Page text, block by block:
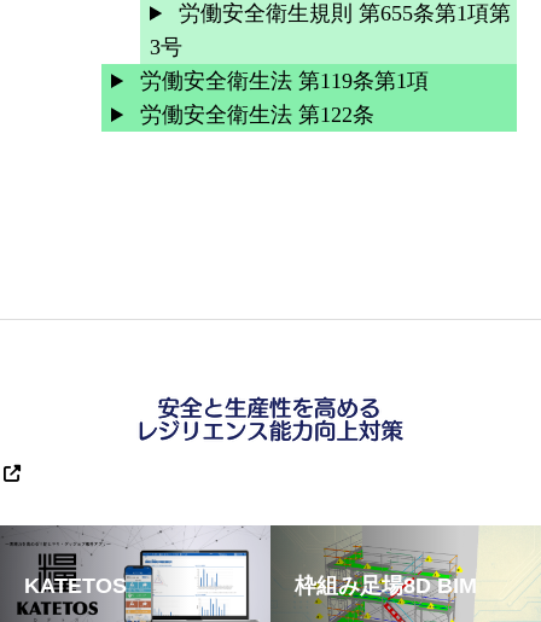
労働安全衛生規則 第655条第1項第
3号
労働安全衛生法 第119条第1項
労働安全衛生法 第122条
KATETOS 枠組み足場8D BIM